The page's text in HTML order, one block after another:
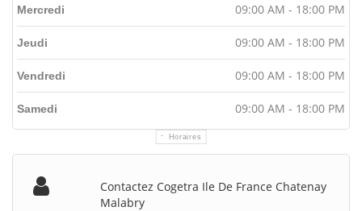
Horaires
Mercredi 09:00 AM - 18:00 PM
Jeudi 09:00 AM - 18:00 PM
Vendredi 09:00 AM - 18:00 PM
Samedi 09:00 AM - 18:00 PM
Contactez Cogetra Ile De France Chatenay
Malabry